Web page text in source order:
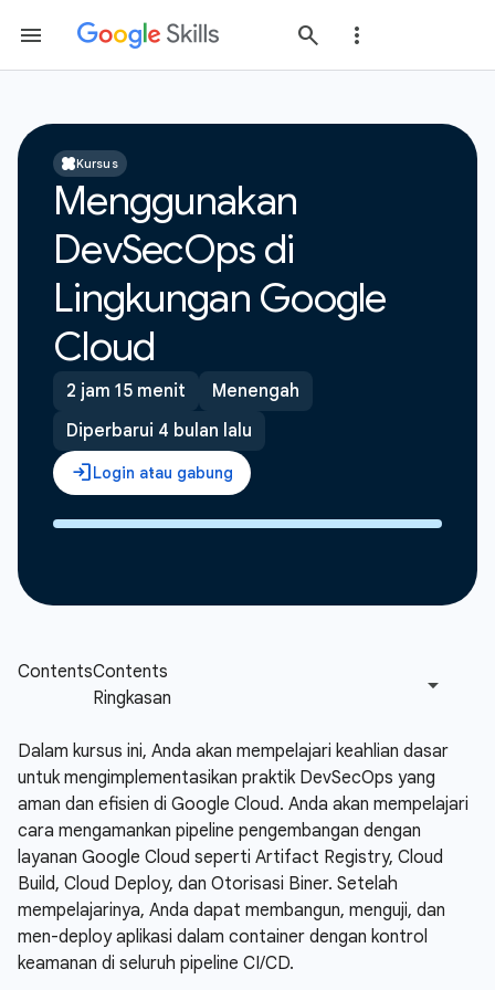
Kursus
Menggunakan
DevSecOps di
Lingkungan Google
Cloud
2 jam 15 menit
Menengah
Diperbarui 4 bulan lalu
Dalam kursus ini, Anda akan mempelajari keahlian dasar
untuk mengimplementasikan praktik DevSecOps yang
aman dan efisien di Google Cloud. Anda akan mempelajari
cara mengamankan pipeline pengembangan dengan
layanan Google Cloud seperti Artifact Registry, Cloud
Build, Cloud Deploy, dan Otorisasi Biner. Setelah
mempelajarinya, Anda dapat membangun, menguji, dan
men-deploy aplikasi dalam container dengan kontrol
keamanan di seluruh pipeline CI/CD.